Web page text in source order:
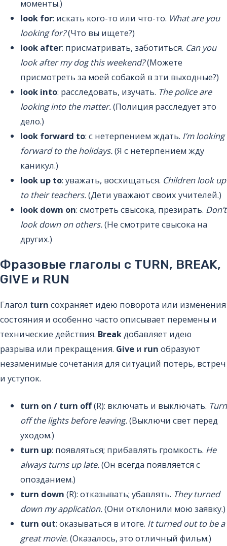
моменты.)
look for: искать кого-то или что-то. What are you
looking for?(Что вы ищете?)
look after: присматривать, заботиться. Can you
look after my dog this weekend?(Можете
присмотреть за моей собакой в эти выходные?)
look into: расследовать, изучать. The police are
looking into the matter.(Полиция расследует это
дело.)
look forward to: с нетерпением ждать. I’m looking
forward to the holidays.(Я с нетерпением жду
каникул.)
look up to: уважать, восхищаться. Children look up
to their teachers.(Дети уважают своих учителей.)
look down on: смотреть свысока, презирать. Don’t
look down on others.(Не смотрите свысока на
других.)
Фразовые глаголы с TURN, BREAK,
GIVE и RUN
Глагол turn сохраняет идею поворота или изменения
состояния и особенно часто описывает перемены и
технические действия. Breakдобавляет идею
разрыва или прекращения. Give и run образуют
незаменимые сочетания для ситуаций потерь, встреч
и уступок.
turn on / turn off(R): включать и выключать. Turn
off the lights before leaving.(Выключи свет перед
уходом.)
turn up: появляться; прибавлять громкость. He
always turns up late.(Он всегда появляется с
опозданием.)
turn down (R): отказывать; убавлять. They turned
down my application.(Они отклонили мою заявку.)
turn out: оказываться в итоге. It turned out to be a
great movie.(Оказалось, это отличный фильм.)